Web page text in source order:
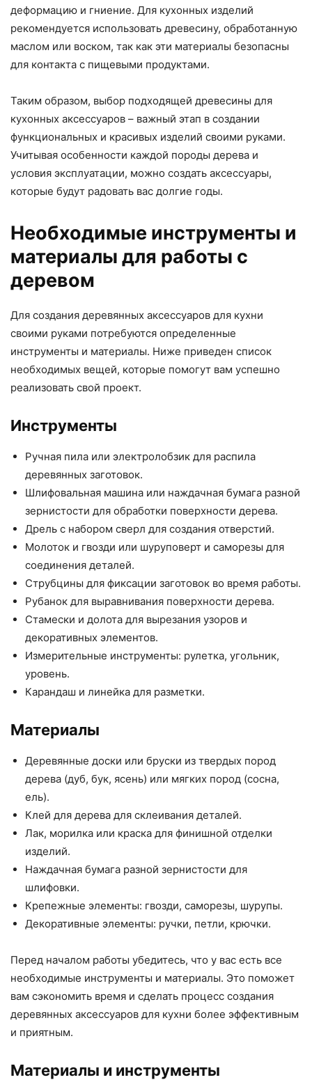
деформацию и гниение. Для кухонных изделий
рекомендуется использовать древесину, обработанную
маслом или воском, так как эти материалы безопасны
для контакта с пищевыми продуктами.
Таким образом, выбор подходящей древесины для
кухонных аксессуаров – важный этап в создании
функциональных и красивых изделий своими руками.
Учитывая особенности каждой породы дерева и
условия эксплуатации, можно создать аксессуары,
которые будут радовать вас долгие годы.
Необходимые инструменты и
материалы для работы с
деревом
Для создания деревянных аксессуаров для кухни
своими руками потребуются определенные
инструменты и материалы. Ниже приведен список
необходимых вещей, которые помогут вам успешно
реализовать свой проект.
Инструменты
Ручная пила или электролобзик для распила
деревянных заготовок.
Шлифовальная машина или наждачная бумага разной
зернистости для обработки поверхности дерева.
Дрель с набором сверл для создания отверстий.
Молоток и гвозди или шуруповерт и саморезы для
соединения деталей.
Струбцины для фиксации заготовок во время работы.
Рубанок для выравнивания поверхности дерева.
Стамески и долота для вырезания узоров и
декоративных элементов.
Измерительные инструменты: рулетка, угольник,
уровень.
Карандаш и линейка для разметки.
Материалы
Деревянные доски или бруски из твердых пород
дерева (дуб, бук, ясень) или мягких пород (сосна,
ель).
Клей для дерева для склеивания деталей.
Лак, морилка или краска для финишной отделки
изделий.
Наждачная бумага разной зернистости для
шлифовки.
Крепежные элементы: гвозди, саморезы, шурупы.
Декоративные элементы: ручки, петли, крючки.
Перед началом работы убедитесь, что у вас есть все
необходимые инструменты и материалы. Это поможет
вам сэкономить время и сделать процесс создания
деревянных аксессуаров для кухни более эффективным
и приятным.
Материалы и инструменты